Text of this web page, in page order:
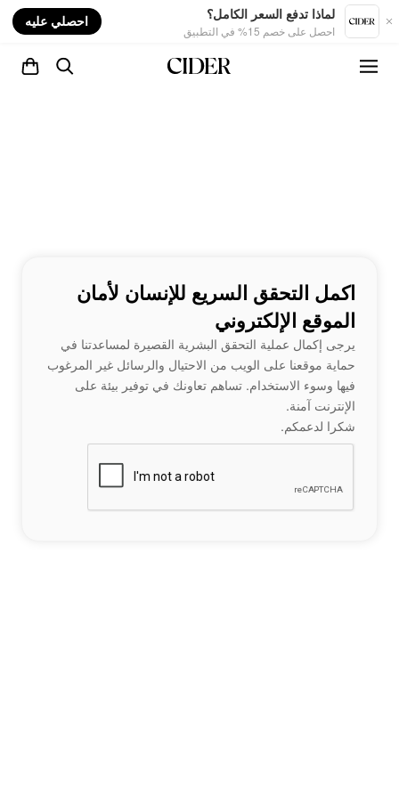
لماذا تدفع السعر الكامل؟
احصل على خصم 15% في التطبيق
احصلي عليه
اكمل التحقق السريع للإنسان لأمان
الموقع الإلكتروني
يرجى إكمال عملية التحقق البشرية القصيرة لمساعدتنا في
حماية موقعنا على الويب من الاحتيال والرسائل غير المرغوب
فيها وسوء الاستخدام. تساهم تعاونك في توفير بيئة على
الإنترنت آمنة.
شكرا لدعمكم.